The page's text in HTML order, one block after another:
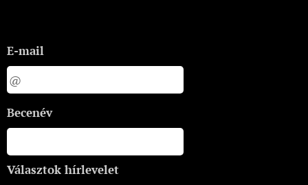
E-mail
Becenév
Választok hírlevelet